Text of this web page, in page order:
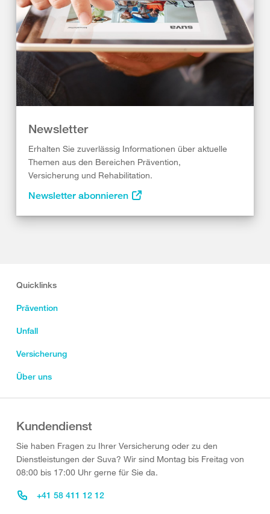
Newsletter
Erhalten Sie zuverlässig Informationen über aktuelle
Themen aus den Bereichen Prävention,
Versicherung und Rehabilitation.
Newsletter abonnieren
Quicklinks
Prävention
Unfall
Versicherung
Über uns
Kundendienst
Sie haben Fragen zu Ihrer Versicherung oder zu den
Dienstleistungen der Suva? Wir sind Montag bis Freitag von
08:00 bis 17:00 Uhr gerne für Sie da.
+41 58 411 12 12